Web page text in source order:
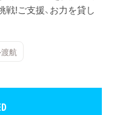
!ご支援、お力を貸し
航